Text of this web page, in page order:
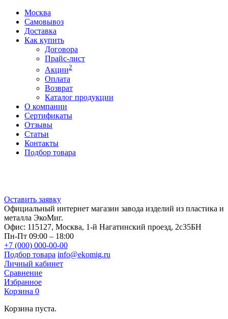
Москва
Самовывоз
Доставка
Как купить
Договора
Прайс-лист
Акции2
Оплата
Возврат
Каталог продукции
О компании
Сертификаты
Отзывы
Статьи
Контакты
Подбор товара
Оставить заявку
Официальный интернет магазин завода изделий из пластика и
металла ЭкоМиг.
Офис: 115127, Москва, 1-й Нагатинский проезд, 2с35БН
Пн-Пт 09:00 – 18:00
+7 (000) 000-00-00
Подбор товара info@ekomig.ru
Личный кабинет
Сравнение
Избранное
Корзина 0
Корзина пуста.